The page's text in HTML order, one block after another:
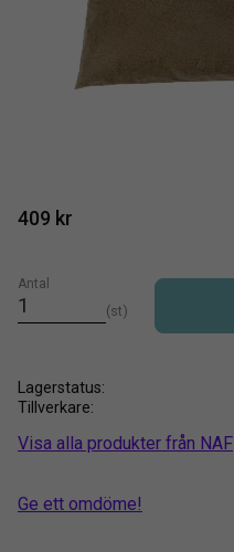
409 kr
Antal
st
Lagerstatus
Tillverkare
Visa alla produkter från NAF
Ge ett omdöme!